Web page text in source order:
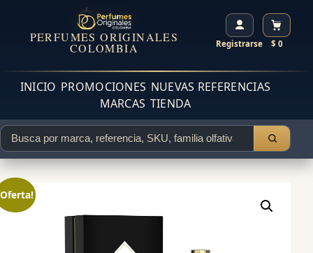
PERFUMES ORIGINALES
COLOMBIA Registrarse $ 0
INICIO PROMOCIONES NUEVAS REFERENCIAS
MARCAS TIENDA